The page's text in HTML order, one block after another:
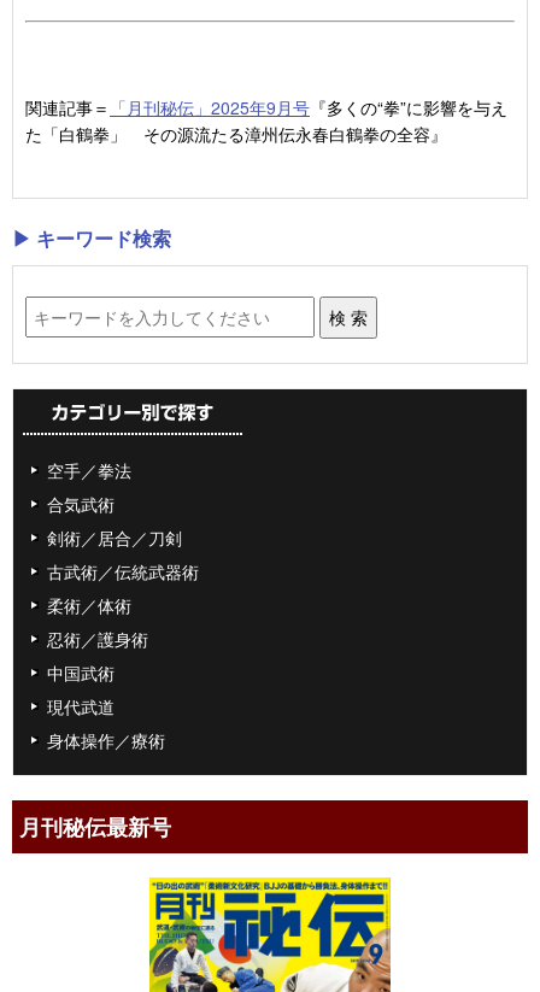
関連記事＝ 「月刊秘伝」2025年9月号 『多くの“拳”に影響を与え
た「白鶴拳」 その源流たる漳州伝永春白鶴拳の全容』
▶ キーワード検索
空手／拳法
合気武術
剣術／居合／刀剣
古武術／伝統武器術
柔術／体術
忍術／護身術
中国武術
現代武道
身体操作／療術
月刊秘伝最新号